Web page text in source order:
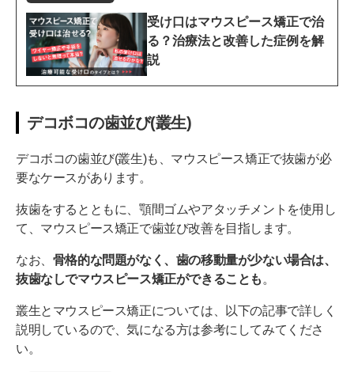
受け口はマウスピース矯正で治
る？治療法と改善した症例を解
説
デコボコの歯並び(叢生)
デコボコの歯並び(叢生)も、マウスピース矯正で抜歯が必
要なケースがあります。
抜歯をするとともに、顎間ゴムやアタッチメントを使用し
て、マウスピース矯正で歯並び改善を目指します。
なお、 骨格的な問題がなく、歯の移動量が少ない場合は、
抜歯なしでマウスピース矯正ができることも 。
叢生とマウスピース矯正については、以下の記事で詳しく
説明しているので、気になる方は参考にしてみてくださ
い。